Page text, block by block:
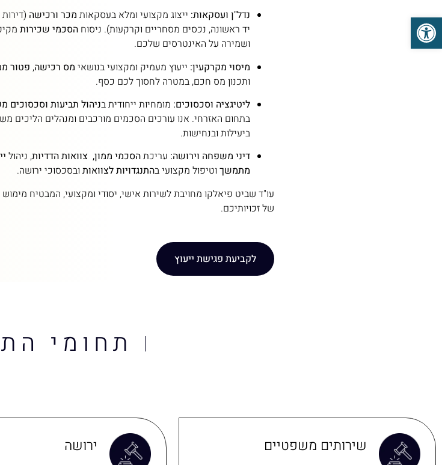
נדל"ן ועסקאות: ייצוג מקצועי ומלא בעסקאות מכר ורכישה
יד ראשונה, נכסים מסחריים וקרקעות). ניסוח הסכמי שכירות
ושמירה על האינטרסים שלכם.
מיסוי מקרקעין: ייעוץ מעמיק ומקצועי בנושאי מס רכישה, פטור
ותכנון מס חכם, במטרה לחסוך לכם כסף.
ליטיגציה וסכסוכים: מומחיות ייחודית בניהול תביעות וסכסוכים
בתחום האזרחי. אנו עורכים הסכמים מורכבים ומנהלים הליכים
ביעילות ובנחישות.
דיני משפחה וירושה: עריכתהסכמי ממון, צוואות הדדיות, ניהול
מתמשךוטיפול מקצועי בהתנגדויות לצוואותובסכסוכי ירושה.
עו"ד שביט פיאלקו מחויבת לשירות אישי, יסודי ומקצועי, המבטיח מימוש
של זכויותיכם.
לקביעת פגישת ייעוץ
תחומי
שירותים משפטיים ירושה
פתח סרגל נגישות